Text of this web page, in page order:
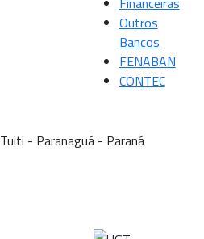
Outros
Bancos
FENABAN
CONTEC
- Paranaguá - Paraná